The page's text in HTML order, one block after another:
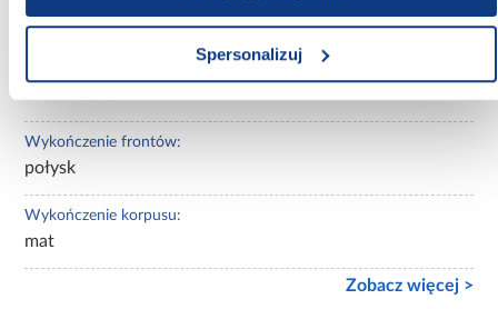
Spersonalizuj
z lustrem
Wykończenie frontów:
połysk
Wykończenie korpusu:
mat
Zobacz więcej >